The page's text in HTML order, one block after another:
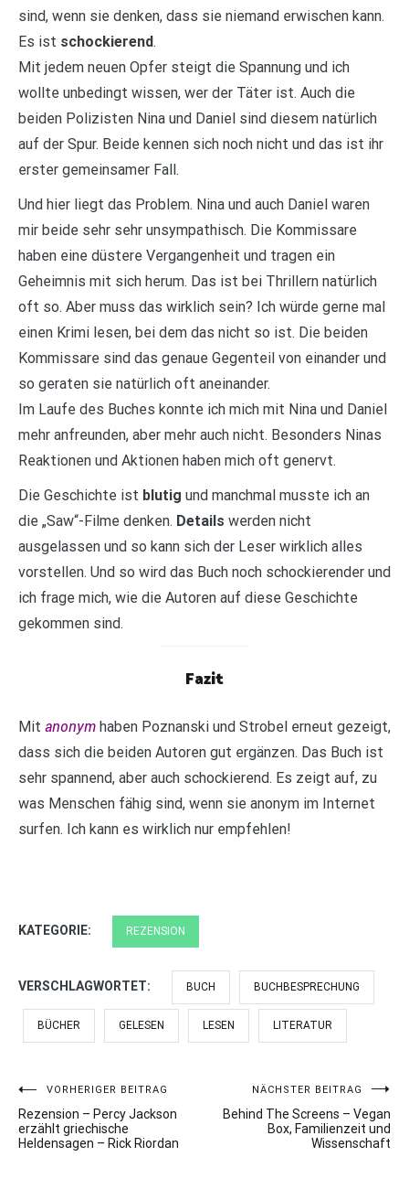
sind, wenn sie denken, dass sie niemand erwischen kann.
Es ist schockierend.
Mit jedem neuen Opfer steigt die Spannung und ich
wollte unbedingt wissen, wer der Täter ist. Auch die
beiden Polizisten Nina und Daniel sind diesem natürlich
auf der Spur. Beide kennen sich noch nicht und das ist ihr
erster gemeinsamer Fall.
Und hier liegt das Problem. Nina und auch Daniel waren
mir beide sehr sehr unsympathisch. Die Kommissare
haben eine düstere Vergangenheit und tragen ein
Geheimnis mit sich herum. Das ist bei Thrillern natürlich
oft so. Aber muss das wirklich sein? Ich würde gerne mal
einen Krimi lesen, bei dem das nicht so ist. Die beiden
Kommissare sind das genaue Gegenteil von einander und
so geraten sie natürlich oft aneinander.
Im Laufe des Buches konnte ich mich mit Nina und Daniel
mehr anfreunden, aber mehr auch nicht. Besonders Ninas
Reaktionen und Aktionen haben mich oft genervt.
Die Geschichte ist blutig und manchmal musste ich an
die „Saw“-Filme denken. Details werden nicht
ausgelassen und so kann sich der Leser wirklich alles
vorstellen. Und so wird das Buch noch schockierender und
ich frage mich, wie die Autoren auf diese Geschichte
gekommen sind.
Fazit
Mit anonym haben Poznanski und Strobel erneut gezeigt,
dass sich die beiden Autoren gut ergänzen. Das Buch ist
sehr spannend, aber auch schockierend. Es zeigt auf, zu
was Menschen fähig sind, wenn sie anonym im Internet
surfen. Ich kann es wirklich nur empfehlen!
KATEGORIE: REZENSION
VERSCHLAGWORTET: BUCH BUCHBESPRECHUNG
BÜCHER GELESEN LESEN LITERATUR
Beitragsnavigation
VORHERIGER BEITRAG
Rezension – Percy Jackson
erzählt griechische
Heldensagen – Rick Riordan
NÄCHSTER BEITRAG
Behind The Screens – Vegan
Box, Familienzeit und
Wissenschaft